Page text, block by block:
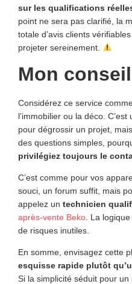
sur les qualifications
point ne sera pas clarifié, la
totale d’avis clients
projeter sereinement.
Mon
Considérez ce service
l’immobilier ou la déco.
pour dégrossir un projet,
des questions simples,
privilégiez toujours le
C’est comme pour vos
souci, un forum suffit, mais
appelez un technicien
après-vente Beko . La
de risques inutiles.
En somme, envisagez cette
esquisse rapide plutôt
Si la simplicité séduit pour